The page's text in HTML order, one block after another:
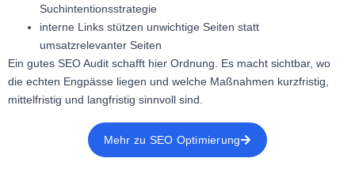
Suchintentionsstrategie
interne Links stützen unwichtige Seiten statt
umsatzrelevanter Seiten
Ein gutes SEO Audit schafft hier Ordnung. Es macht sichtbar, wo
die echten Engpässe liegen und welche Maßnahmen kurzfristig,
mittelfristig und langfristig sinnvoll sind.
Mehr zu SEO Optimierung